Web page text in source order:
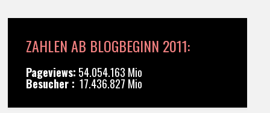
ZAHLEN AB BLOGBEGINN 2011:
Pageviews: 54.054.163 Mio
Besucher : 17.436.827 Mio